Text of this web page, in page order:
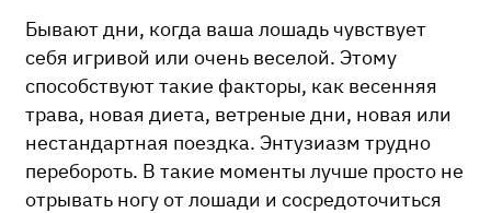
Бывают дни, когда ваша лошадь чувствует
себя игривой или очень веселой. Этому
способствуют такие факторы, как весенняя
трава, новая диета, ветреные дни, новая или
нестандартная поездка. Энтузиазм трудно
перебороть. В такие моменты лучше просто не
отрывать ногу от лошади и сосредоточиться